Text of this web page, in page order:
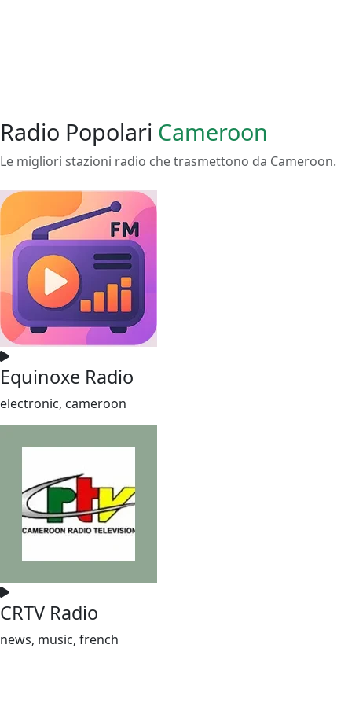
Radio Popolari Cameroon
Le migliori stazioni radio che trasmettono da Cameroon.
Equinoxe Radio
electronic, cameroon
CRTV Radio
news, music, french